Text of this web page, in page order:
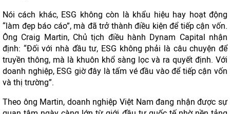
Nói cách khác, ESG không còn là khẩu hiệu hay hoạt động
“làm đẹp báo cáo”, mà đã trở thành điều kiện để tiếp cận vốn.
Ông Craig Martin, Chủ tịch điều hành Dynam Capital nhận
định: “Đối với nhà đầu tư, ESG không phải là câu chuyện để
truyền thông, mà là khuôn khổ sàng lọc và ra quyết định. Với
doanh nghiệp, ESG giờ đây là tấm vé đầu vào để tiếp cận vốn
và thị trường”.
Theo ông Martin, doanh nghiệp Việt Nam đang nhận được sự